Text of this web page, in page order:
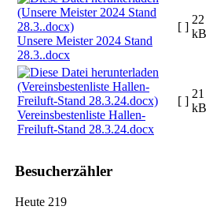
Unsere Meister 2024 Stand
28.3..docx
[ ]
22
kB
Vereinsbestenliste Hallen-
Freiluft-Stand 28.3.24.docx
[ ]
21
kB
Besucherzähler
Heute 219